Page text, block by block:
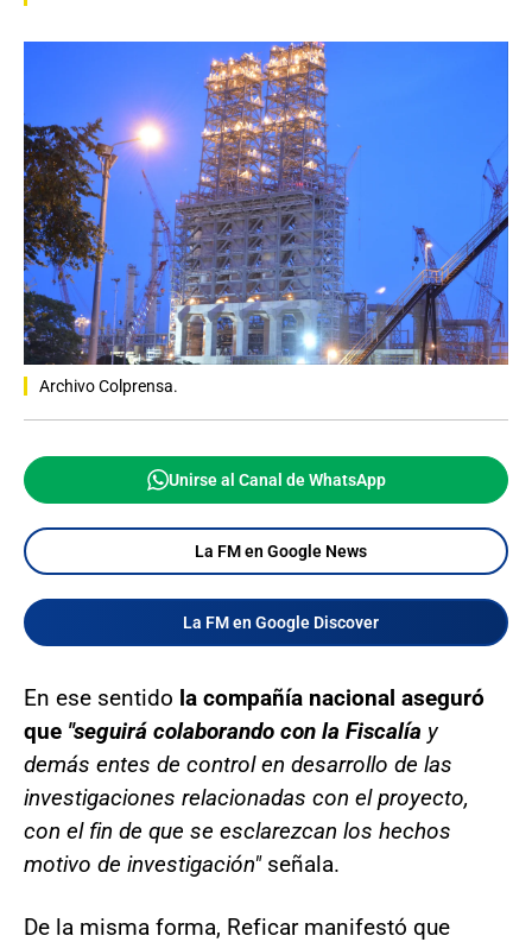
Archivo Colprensa.
Unirse al Canal de WhatsApp
La FM en Google News
La FM en Google Discover
En ese sentido la compañía nacional aseguró
que "seguirá colaborando con la Fiscalía y
demás entes de control en desarrollo de las
investigaciones relacionadas con el proyecto,
con el fin de que se esclarezcan los hechos
motivo de investigación"señala.
De la misma forma, Reficar manifestó que